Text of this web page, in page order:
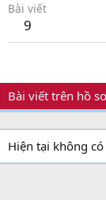
Bài viết
9
Bài viết trên hồ sơ
Hiện tại không